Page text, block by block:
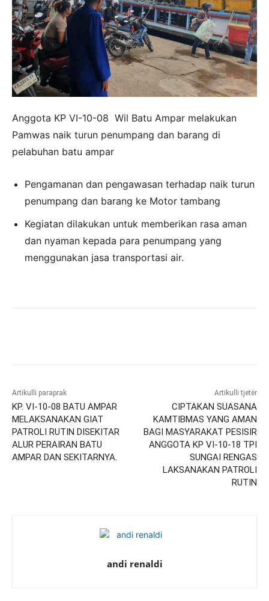
Anggota KP VI-10-08 Wil Batu Ampar melakukan
Pamwas naik turun penumpang dan barang di
pelabuhan batu ampar
Pengamanan dan pengawasan terhadap naik turun
penumpang dan barang ke Motor tambang
Kegiatan dilakukan untuk memberikan rasa aman
dan nyaman kepada para penumpang yang
menggunakan jasa transportasi air.
Artikulli paraprak
KP. VI-10-08 BATU AMPAR
MELAKSANAKAN GIAT
PATROLI RUTIN DISEKITAR
ALUR PERAIRAN BATU
AMPAR DAN SEKITARNYA.
Artikulli tjetër
CIPTAKAN SUASANA
KAMTIBMAS YANG AMAN
BAGI MASYARAKAT PESISIR
ANGGOTA KP VI-10-18 TPI
SUNGAI RENGAS
LAKSANAKAN PATROLI
RUTIN
andi renaldi